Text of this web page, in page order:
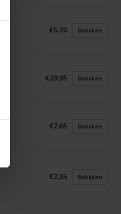
€5,70 Bekijken
€29,95 Bekijken
€7,65 Bekijken
€3,35 Bekijken